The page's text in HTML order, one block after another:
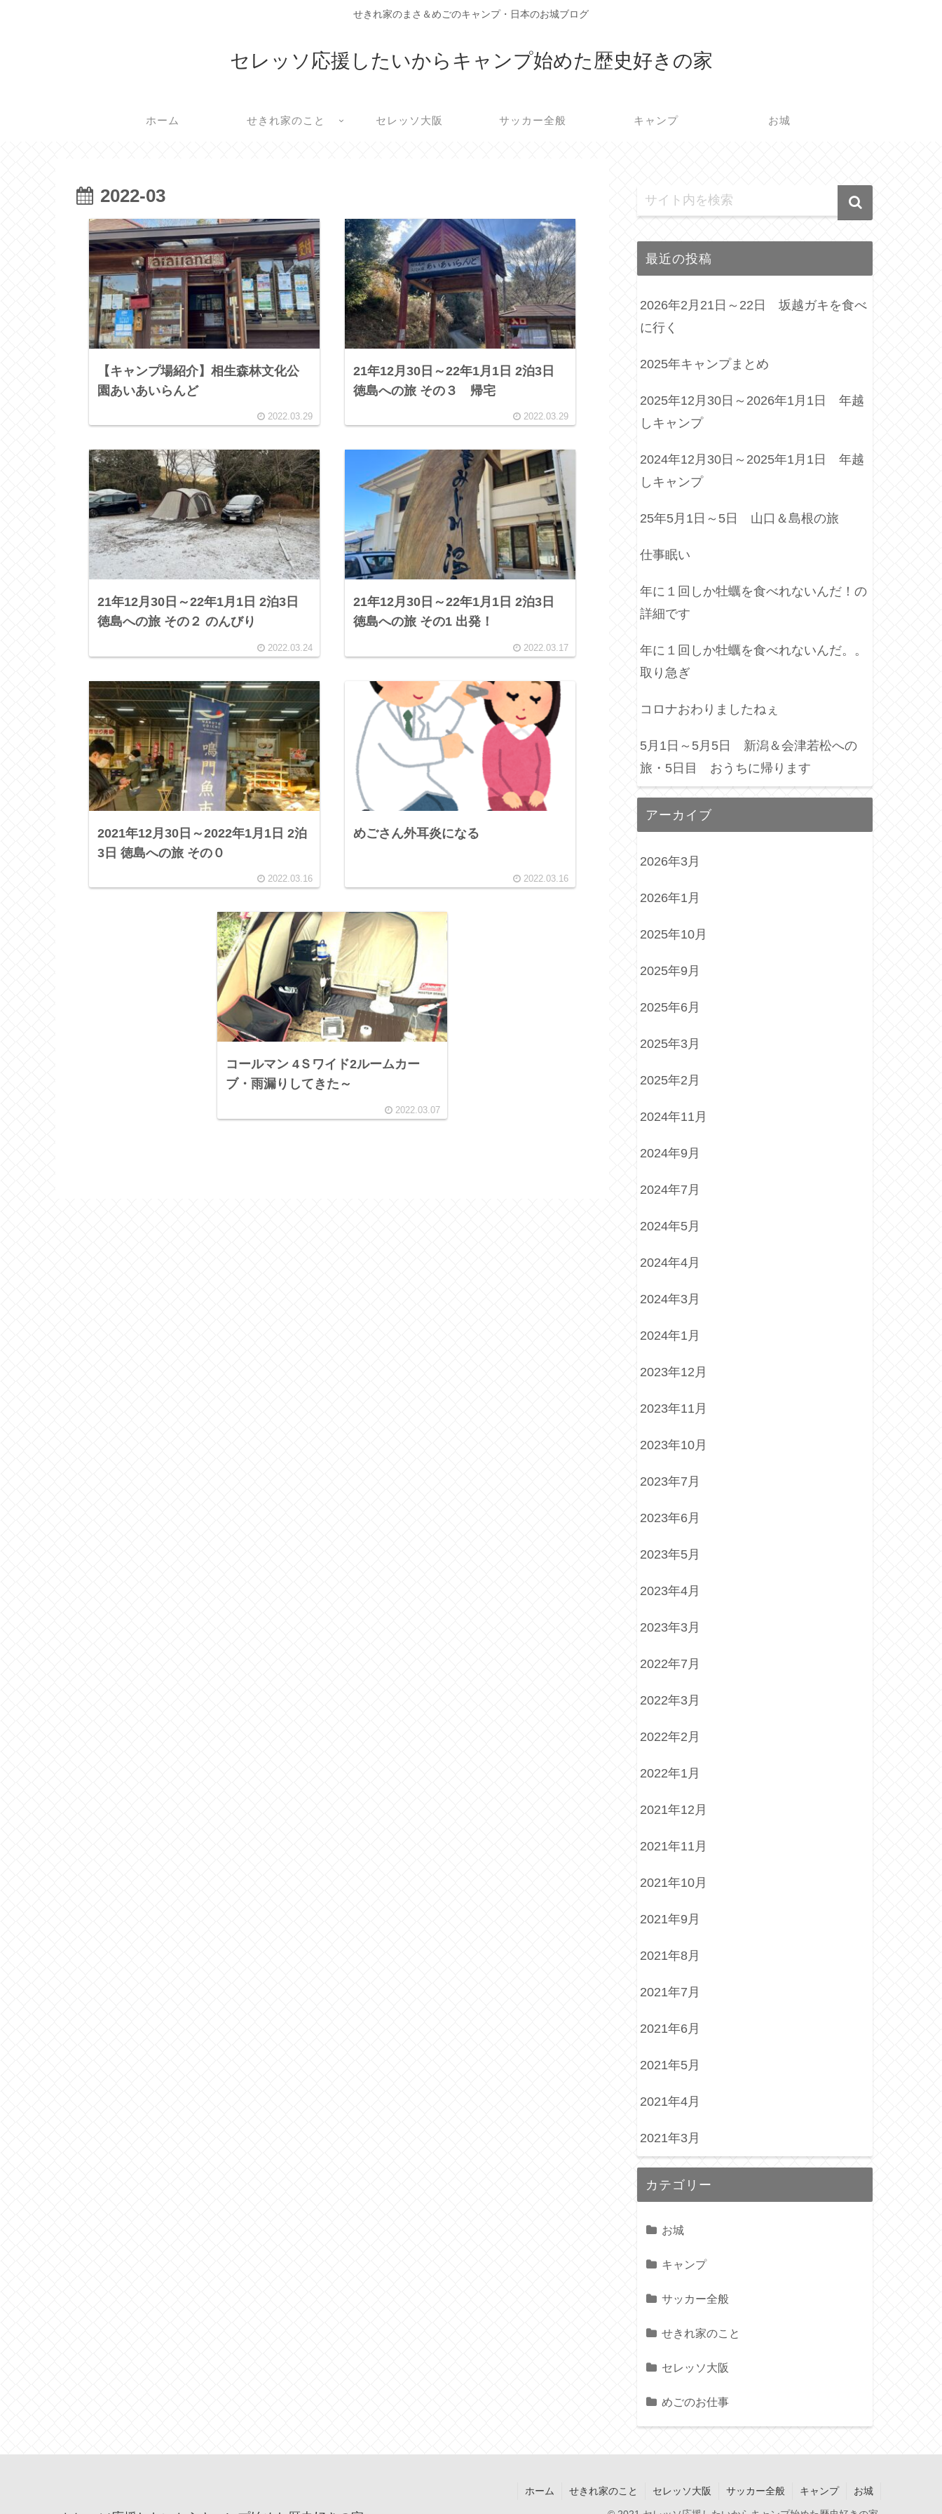
せきれ家のまさ＆めごのキャンプ・日本のお城ブログ
セレッソ応援したいからキャンプ始めた歴史好きの家
ホーム せきれ家のこと セレッソ大阪 サッカー全般 キャンプ お城
2022-03
【キャンプ場紹介】相生森林文化公
園あいあいらんど
2022.03.29
21年12月30日～22年1月1日 2泊3日
徳島への旅 その３ 帰宅
2022.03.29
21年12月30日～22年1月1日 2泊3日
徳島への旅 その２ のんびり
2022.03.24
21年12月30日～22年1月1日 2泊3日
徳島への旅 その1 出発！
2022.03.17
2021年12月30日～2022年1月1日 2泊
3日 徳島への旅 その０
2022.03.16
めごさん外耳炎になる
2022.03.16
コールマン 4Ｓワイド2ルームカー
ブ・雨漏りしてきた～
2022.03.07
最近の投稿
2026年2月21日～22日 坂越ガキを食べ
に行く
2025年キャンプまとめ
2025年12月30日～2026年1月1日 年越
しキャンプ
2024年12月30日～2025年1月1日 年越
しキャンプ
25年5月1日～5日 山口＆島根の旅
仕事眠い
年に１回しか牡蠣を食べれないんだ！の
詳細です
年に１回しか牡蠣を食べれないんだ。。
取り急ぎ
コロナおわりましたねぇ
5月1日～5月5日 新潟＆会津若松への
旅・5日目 おうちに帰ります
アーカイブ
2026年3月
2026年1月
2025年10月
2025年9月
2025年6月
2025年3月
2025年2月
2024年11月
2024年9月
2024年7月
2024年5月
2024年4月
2024年3月
2024年1月
2023年12月
2023年11月
2023年10月
2023年7月
2023年6月
2023年5月
2023年4月
2023年3月
2022年7月
2022年3月
2022年2月
2022年1月
2021年12月
2021年11月
2021年10月
2021年9月
2021年8月
2021年7月
2021年6月
2021年5月
2021年4月
2021年3月
カテゴリー
お城
キャンプ
サッカー全般
せきれ家のこと
セレッソ大阪
めごのお仕事
ホーム せきれ家のこと セレッソ大阪 サッカー全般 キャンプ お城